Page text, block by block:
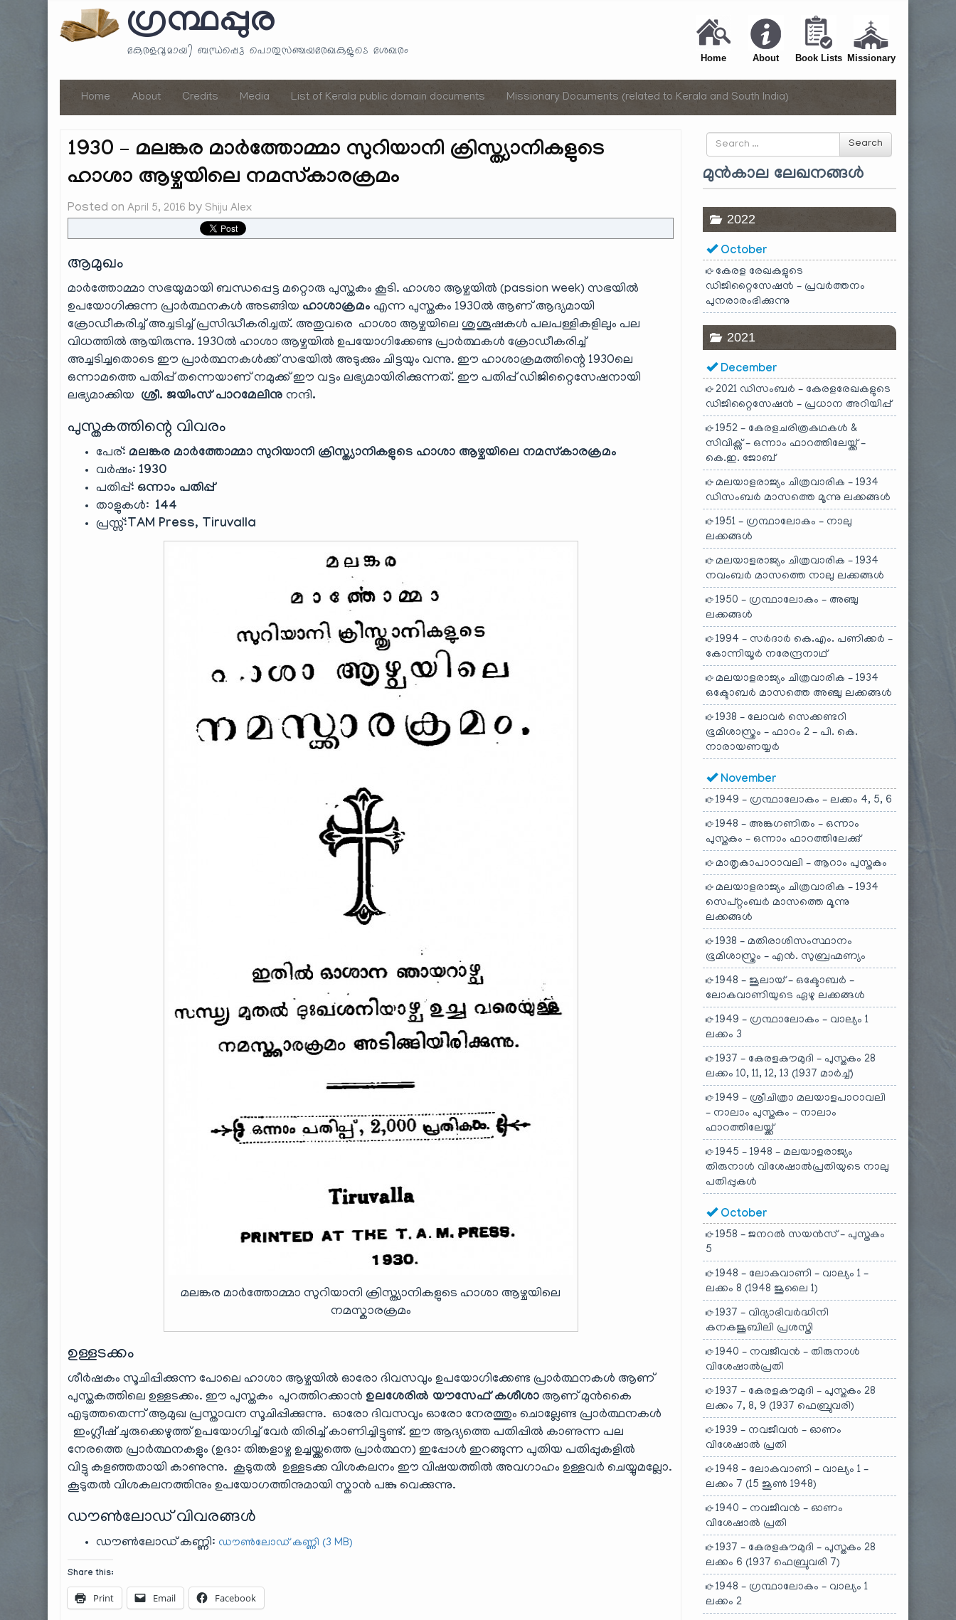
ഗ്രന്ഥപ്പുര
കേരളവുമായി ബന്ധപ്പെട്ട പൊതുസഞ്ചയരേഖകളുടെ ശേഖരം Home About Book Lists Missionary
Home About Credits Media List of Kerala public domain documents Missionary Documents (related to Kerala and South India)
1930 – മലങ്കര മാർത്തോമ്മാ സുറിയാനി ക്രിസ്ത്യാനികളുടെ
ഹാശാ ആഴ്ചയിലെ നമസ്കാരക്രമം
Posted onApril 5, 2016 by Shiju Alex
ആമുഖം
മാർത്തോമ്മാ സഭയുമായി ബന്ധപ്പെട്ട മറ്റൊരു പുസ്തകം കൂടി. ഹാശാ ആഴ്ചയിൽ (passion week) സഭയിൽ
ഉപയോഗിക്കുന്ന പ്രാർത്ഥനകൾ അടങ്ങിയ ഹാശാക്രമം എന്ന പുസ്തകം 1930ൽ ആണ് ആദ്യമായി
ക്രോഡീകരിച്ച് അച്ചടിച്ച് പ്രസിദ്ധീകരിച്ചത്. അതുവരെ ഹാശാ ആഴ്ചയിലെ ശുശൂഷകൾ പലപള്ളികളിലും പല
വിധത്തിൽ ആയിരുന്നു. 1930ൽ ഹാശാ ആഴ്ചയിൽ ഉപയോഗിക്കേണ്ട പ്രാർത്ഥകൾ ക്രോഡീകരിച്ച്
അച്ചടിച്ചതൊടെ ഈ പ്രാർത്ഥനകൾക്ക് സഭയിൽ അടുക്കും ചിട്ടയും വന്നു. ഈ ഹാശാക്രമത്തിന്റെ 1930ലെ
ഒന്നാമത്തെ പതിപ്പ് തന്നെയാണ് നമുക്ക് ഈ വട്ടം ലഭ്യമായിരിക്കുന്നത്. ഈ പതിപ്പ് ഡിജിറ്റൈസേഷനായി
ലഭ്യമാക്കിയ ശ്രീ. ജയിംസ് പാറമേലിനുനന്ദി.
പുസ്തകത്തിന്റെ വിവരം
പേര്: മലങ്കര മാർത്തോമ്മാ സുറിയാനി ക്രിസ്ത്യാനികളുടെ ഹാശാ ആഴ്ചയിലെ നമസ്കാരക്രമം
വർഷം: 1930
പതിപ്പ്: ഒന്നാം പതിപ്പ്
താളുകൾ: 144
പ്രസ്സ്: TAM Press, Tiruvalla
മലങ്കര മാർത്തോമ്മാ സുറിയാനി ക്രിസ്ത്യാനികളുടെ ഹാശാ ആഴ്ചയിലെ
നമസ്കാരക്രമം
ഉള്ളടക്കം
ശീർഷകം സൂചിപ്പിക്കുന്ന പോലെ ഹാശാ ആഴ്ചയിൽ ഓരോ ദിവസവും ഉപയോഗിക്കേണ്ട പ്രാർത്ഥനകൾ ആണ്
പുസ്തകത്തിലെ ഉള്ളടക്കം. ഈ പുസ്തകം പുറത്തിറക്കാൻ ഉലശേരിൽ യൗസേഫ് കശീശാ ആണ് മുൻകൈ
എടുത്തതെന്ന് ആമുഖ പ്രസ്താവന സൂചിപ്പിക്കുന്നു. ഓരോ ദിവസവും ഓരോ നേരത്തും ചൊല്ലേണ്ട പ്രാർത്ഥനകൾ
ഇംഗ്ലീഷ് ചുരുക്കെഴുത്ത് ഉപയോഗിച്ച് വേർ തിരിച്ച് കാണിച്ചിട്ടുണ്ട്. ഈ ആദ്യത്തെ പതിപ്പിൽ കാണുന്ന പല
നേരത്തെ പ്രാർത്ഥനകളും (ഉദാ: തിങ്കളാഴ്ച ഉച്ചയ്ക്കത്തെ പ്രാർത്ഥന) ഇപ്പോൾ ഇറങ്ങുന്ന പുതിയ പതിപ്പുകളിൽ
വിട്ടു കളഞ്ഞതായി കാണുന്നു. കൂടുതൽ ഉള്ളടക്ക വിശകലനം ഈ വിഷയത്തിൽ അവഗാഹം ഉള്ളവർ ചെയ്യുമല്ലോ.
കൂടുതൽ വിശകലനത്തിനും ഉപയോഗത്തിനുമായി സ്കാൻ പങ്കു വെക്കുന്നു.
ഡൗൺലോഡ് വിവരങ്ങൾ
ഡൗൺലോഡ് കണ്ണി: ഡൗൺലോഡ് കണ്ണി (3 MB)
Share this:
Print Email Facebook
Search
for
Search
മുൻകാല ലേഖനങ്ങൾ
2022
October
കേരള രേഖകളുടെ
ഡിജിറ്റൈസേഷൻ – പ്രവർത്തനം
പുനരാരംഭിക്കുന്നു
2021
December
2021 ഡിസംബർ – കേരളരേഖകളുടെ
ഡിജിറ്റൈസേഷൻ – പ്രധാന അറിയിപ്പ്
1952 – കേരളചരിത്രകഥകൾ &
സിവിക്സ് – ഒന്നാം ഫാറത്തിലേയ്ക്ക് –
കെ.ഇ. ജോബ്
മലയാളരാജ്യം ചിത്രവാരിക – 1934
ഡിസംബർ മാസത്തെ മൂന്നു ലക്കങ്ങൾ
1951 – ഗ്രന്ഥാലോകം – നാലു
ലക്കങ്ങൾ
മലയാളരാജ്യം ചിത്രവാരിക – 1934
നവംബർ മാസത്തെ നാലു ലക്കങ്ങൾ
1950 – ഗ്രന്ഥാലോകം – അഞ്ചു
ലക്കങ്ങൾ
1994 – സർദാർ കെ.എം. പണിക്കർ –
കോന്നിയൂർ നരേന്ദ്രനാഥ്
മലയാളരാജ്യം ചിത്രവാരിക – 1934
ഒക്ടോബർ മാസത്തെ അഞ്ചു ലക്കങ്ങൾ
1938 – ലോവർ സെക്കണ്ടറി
ഭൂമിശാസ്ത്രം – ഫാറം 2 – പി. കെ.
നാരായണയ്യർ
November
1949 – ഗ്രന്ഥാലോകം – ലക്കം 4, 5, 6
1948 – അങ്കഗണിതം – ഒന്നാം
പുസ്തകം – ഒന്നാം ഫാറത്തിലേക്കു്
മാതൃകാപാഠാവലി – ആറാം പുസ്തകം
മലയാളരാജ്യം ചിത്രവാരിക – 1934
സെപ്റ്റംബർ മാസത്തെ മൂന്നു
ലക്കങ്ങൾ
1938 – മതിരാശിസംസ്ഥാനം
ഭൂമിശാസ്ത്രം – എൻ. സുബ്രഹ്മണ്യം
1948 – ജൂലായ് – ഒക്ടോബർ –
ലോകവാണിയുടെ ഏഴു ലക്കങ്ങൾ
1949 – ഗ്രന്ഥാലോകം – വാല്യം 1
ലക്കം 3
1937 – കേരളകൗമുദി – പുസ്തകം 28
ലക്കം 10, 11, 12, 13 (1937 മാർച്ച്)
1949 – ശ്രീചിത്രാ മലയാളപാഠാവലി
– നാലാം പുസ്തകം – നാലാം
ഫാറത്തിലേയ്ക്ക്
1945 – 1948 – മലയാളരാജ്യം
തിരുനാൾ വിശേഷാൽപ്രതിയുടെ നാലു
പതിപ്പുകൾ
October
1958 – ജനറൽ സയൻസ് – പുസ്തകം
5
1948 – ലോകവാണി – വാല്യം 1 –
ലക്കം 8 (1948 ജൂലൈ 1)
1937 – വിദ്യാഭിവർദ്ധിനി
കനകജൂബിലി പ്രശസ്തി
1940 – നവജീവൻ – തിരുനാൾ
വിശേഷാൽപ്രതി
1937 – കേരളകൗമുദി – പുസ്തകം 28
ലക്കം 7, 8, 9 (1937 ഫെബ്രുവരി)
1939 – നവജീവൻ – ഓണം
വിശേഷാൽ പ്രതി
1948 – ലോകവാണി – വാല്യം 1 –
ലക്കം 7 (15 ജൂൺ 1948)
1940 – നവജീവൻ – ഓണം
വിശേഷാൽ പ്രതി
1937 – കേരളകൗമുദി – പുസ്തകം 28
ലക്കം 6 (1937 ഫെബ്രുവരി 7)
1948 – ഗ്രന്ഥാലോകം – വാല്യം 1
ലക്കം 2